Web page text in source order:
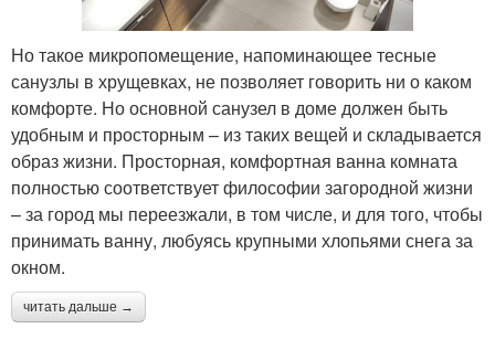
Но такое микропомещение, напоминающее тесные
санузлы в хрущевках, не позволяет говорить ни о каком
комфорте. Но основной санузел в доме должен быть
удобным и просторным – из таких вещей и складывается
образ жизни. Просторная, комфортная ванна комната
полностью соответствует философии загородной жизни
– за город мы переезжали, в том числе, и для того, чтобы
принимать ванну, любуясь крупными хлопьями снега за
окном.
читать дальше →